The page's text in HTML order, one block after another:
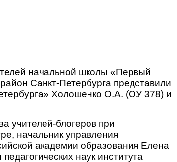
начальной школы «Первый
Санкт-Петербурга представили
Холошенко О.А. (ОУ 378) и
учителей-блогеров при
начальник управления
академии образования Елена
наук института